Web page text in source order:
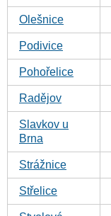
Olešnice
Podivice
Pohořelice
Radějov
Slavkov u
Brna
Strážnice
Střelice